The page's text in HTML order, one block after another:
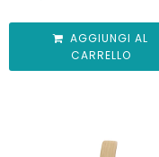
AGGIUNGI AL
CARRELLO